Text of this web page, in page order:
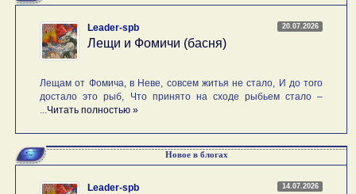
20.07.2026
Leader-spb
Лещи и Фомичи (басня)
Лещам от Фомича, в Неве, совсем житья не стало, И до того
достало это рыб, Что принято на сходе рыбьем стало –
Читать полностью »
Новое в блогах
14.07.2026
Leader-spb